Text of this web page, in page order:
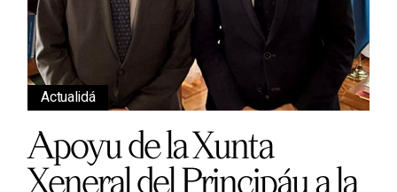
Actualidá
Apoyu de la Xunta
Xeneral del Principáu a la